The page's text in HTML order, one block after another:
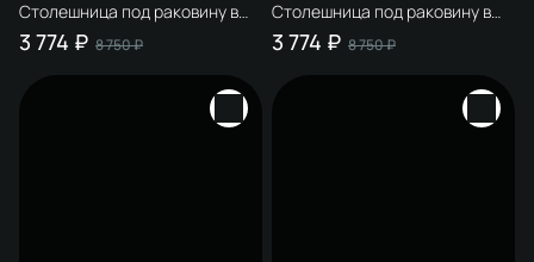
Столешница под раковину в
ванную STWORKI Монтре 100
белая, МДФ, с отверстием
3 774 ₽ 8 750 ₽
Столешница под раковину в
ванную STWORKI Монтре 100
белая, МДФ, с отверстием
3 774 ₽ 8 750 ₽